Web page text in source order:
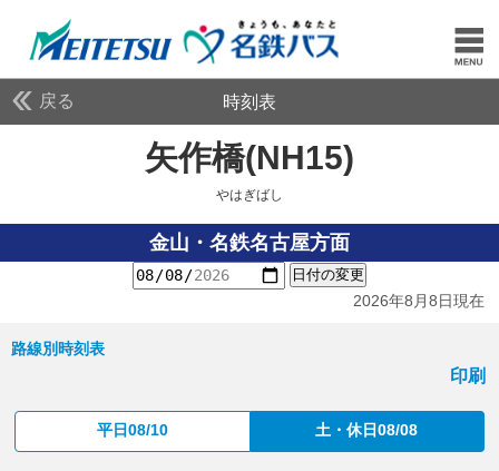
戻る 時刻表
矢作橋(NH15)
やはぎばし
金山・名鉄名古屋方面
日付の変更
2026年8月8日現在
路線別時刻表
印刷
平日08/10 土・休日08/08